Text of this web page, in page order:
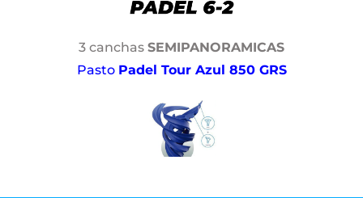
3 canchas SEMIPANORAMICAS
Pasto Padel Tour Azul 850 GRS